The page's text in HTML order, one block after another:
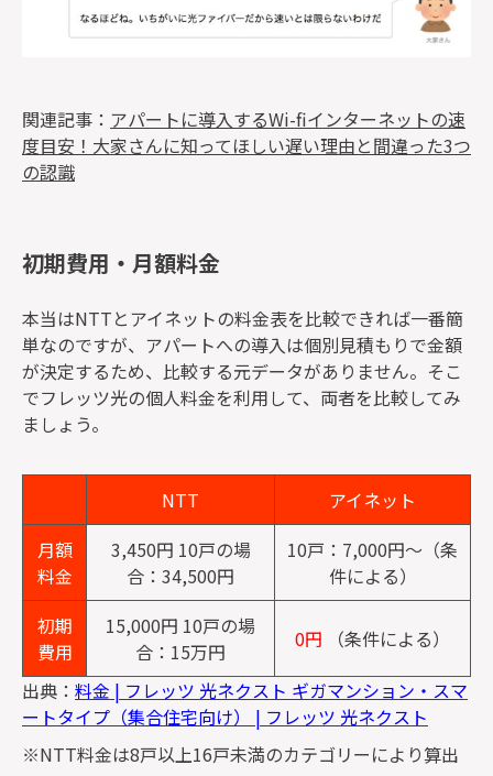
関連記事： アパートに導入するWi-fiインターネットの速
度目安！大家さんに知ってほしい遅い理由と間違った3つ
の認識
初期費用・月額料金
本当はNTTとアイネットの料金表を比較できれば一番簡
単なのですが、アパートへの導入は個別見積もりで金額
が決定するため、比較する元データがありません。そこ
でフレッツ光の個人料金を利用して、両者を比較してみ
ましょう。
NTT
アイネット
月額
料金
3,450円 10戸の場
合：34,500円
10戸：7,000円〜（条
件による）
初期
費用
15,000円 10戸の場
合：15万円
0円 （条件による）
出典： 料金 | フレッツ 光ネクスト ギガマンション・スマ
ートタイプ（集合住宅向け） | フレッツ 光ネクスト
※NTT料金は8戸以上16戸未満のカテゴリーにより算出